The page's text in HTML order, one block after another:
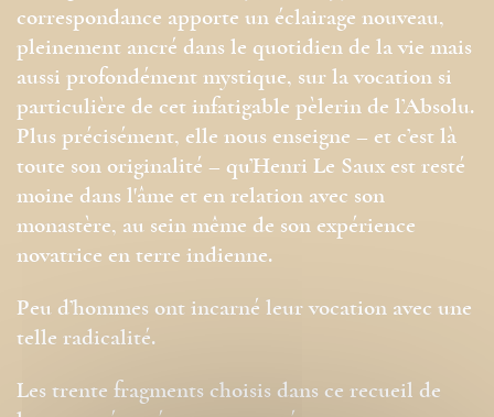
correspondance apporte un éclairage nouveau,
pleinement ancré dans le quotidien de la vie mais
aussi profondément mystique, sur la vocation si
particulière de cet infatigable pèlerin de l’Absolu.
Plus précisément, elle nous enseigne – et c’est là
toute son originalité – qu’Henri Le Saux est resté
moine dans l'âme et en relation avec son
monastère, au sein même de son expérience
novatrice en terre indienne.
Peu d’hommes ont incarné leur vocation avec une
telle radicalité.
Les trente fragments choisis dans ce recueil de